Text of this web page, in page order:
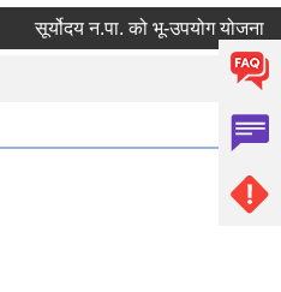
सूर्योदय न.पा. को भू-उपयोग योजना